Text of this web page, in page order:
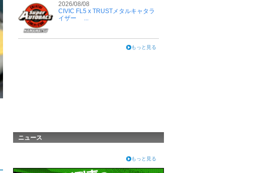
2026/08/08
CIVIC FL5 x TRUSTメタルキャタラ
イザー ...
もっと見る
ニュース
もっと見る